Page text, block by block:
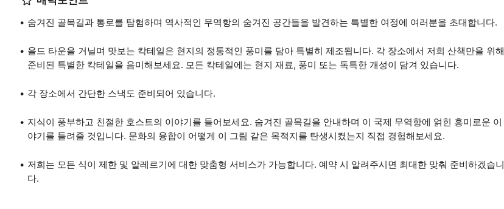
숨겨진 골목길과 통로를 탐험하며 역사적인 무역항의 숨겨진 공간들을 발견하는 특별한 여정에 여러분을 초대합니다.
올드 타운을 거닐며 맛보는 칵테일은 현지의 정통적인 풍미를 담아 특별히 제조됩니다. 각 장소에서 저희 산책만을 위해
준비된 특별한 칵테일을 음미해보세요. 모든 칵테일에는 현지 재료, 풍미 또는 독특한 개성이 담겨 있습니다.
각 장소에서 간단한 스낵도 준비되어 있습니다.
지식이 풍부하고 친절한 호스트의 이야기를 들어보세요. 숨겨진 골목길을 안내하며 이 국제 무역항에 얽힌 흥미로운 이
야기를 들려줄 것입니다. 문화의 융합이 어떻게 이 그림 같은 목적지를 탄생시켰는지 직접 경험해보세요.
저희는 모든 식이 제한 및 알레르기에 대한 맞춤형 서비스가 가능합니다. 예약 시 알려주시면 최대한 맞춰 준비하겠습니
다.